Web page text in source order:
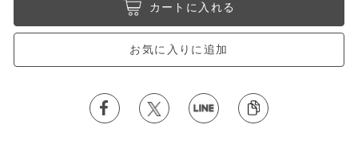
カートに入れる
お気に入りに追加